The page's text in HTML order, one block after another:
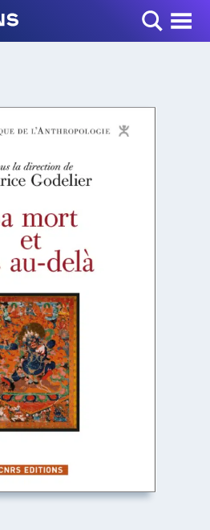
Toggle Menu